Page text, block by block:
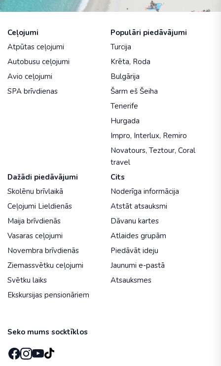
Ceļojumi
Atpūtas ceļojumi
Autobusu ceļojumi
Avio ceļojumi
SPA brīvdienas
Populāri piedāvājumi
Turcija
Krēta, Roda
Bulgārija
Šarm eš Šeiha
Tenerife
Hurgada
Impro, Interlux, Remiro
Novatours, Teztour, Coral
travel
Dažādi piedāvājumi
Skolēnu brīvlaikā
Ceļojumi Lieldienās
Maija brīvdienās
Vasaras ceļojumi
Novembra brīvdienās
Ziemassvētku ceļojumi
Svētku laiks
Ekskursijas pensionāriem
Cits
Noderīga informācija
Atstāt atsauksmi
Dāvanu kartes
Atlaides grupām
Piedāvāt ideju
Jaunumi e-pastā
Atsauksmes
Seko mums socktīklos